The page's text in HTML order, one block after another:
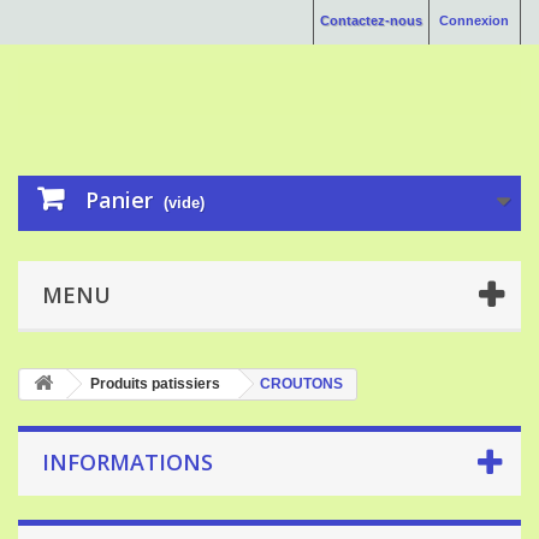
Connexion
Contactez-nous
Panier (vide)
MENU
Produits patissiers CROUTONS
INFORMATIONS